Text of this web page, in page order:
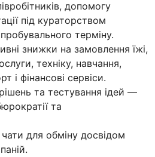
допомогу
під кураторством
терміну.
знижки на замовлення їжі,
техніку, навчання,
і фінансові сервіси.
та тестування ідей —
та
чати для обміну досвідом